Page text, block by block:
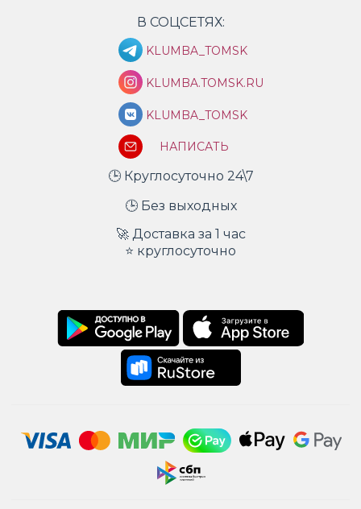
В СОЦСЕТЯХ:
KLUMBA_TOMSK
KLUMBA.TOMSK.RU
KLUMBA_TOMSK
НАПИСАТЬ
🕒 Круглосуточно 24\7
🕒 Без выходных
🚀 Доставка за 1 час
⭐ круглосуточно